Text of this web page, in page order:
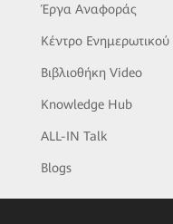
Έργα Αναφοράς
Κέντρο Ενημερωτικού
Βιβλιοθήκη Video
Knowledge Hub
ALL-IN Talk
Blogs